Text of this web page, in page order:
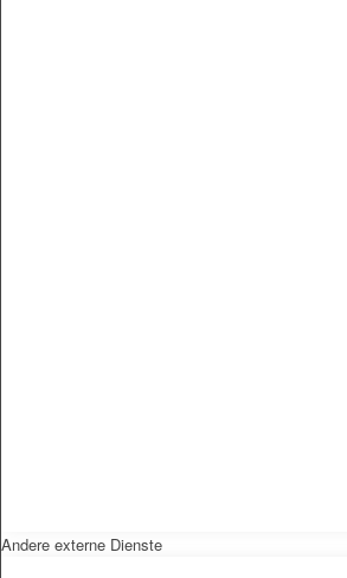
Andere externe Dienste